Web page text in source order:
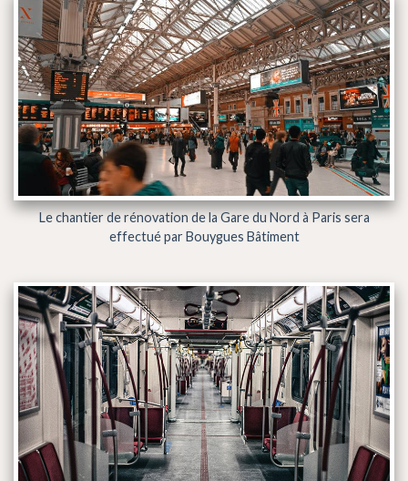
Le chantier de rénovation de la Gare du Nord à Paris sera
effectué par Bouygues Bâtiment